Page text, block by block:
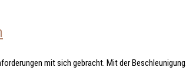
mit sich gebracht. Mit der